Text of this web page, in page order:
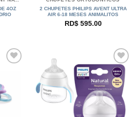
4OZ
2 CHUPETES PHILIPS AVENT ULTRA
AIR 6-18 MESES ANIMALITOS
RD$595.00